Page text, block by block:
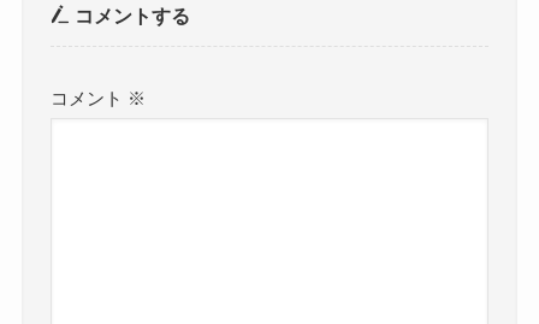
コメントする
コメント ※